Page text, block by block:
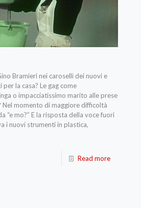
Bramieri nei caroselli dei nuovi e
la casa? Le gag come
o impacciatissimo marito alle prese
Nel momento di maggiore difficoltà
“e mo?” E la risposta della voce fuori
i nuovi strumenti in plastica,
Read more